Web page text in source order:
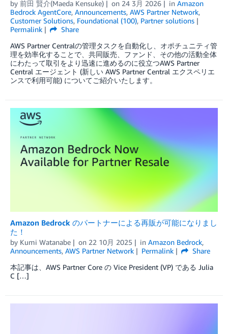
by 前田 賢介(Maeda Kensuke) on 24 3月 2026 in Amazon
Bedrock AgentCore, Announcements, AWS Partner Network,
Customer Solutions, Foundational (100), Partner solutions
Permalink
Share
AWS Partner Centralの管理タスクを自動化し、オポチュニティ管
理を効率化することで、共同販売、ファンド、その他の活動全体
にわたって取引をより迅速に進めるのに役立つAWS Partner
Central エージェント (新しい AWS Partner Central エクスペリエ
ンスで利用可能) についてご紹介いたします。
Amazon Bedrock のパートナーによる再販が可能になりまし
た！
by Kumi Watanabe on 22 10月 2025 in Amazon Bedrock,
Announcements, AWS Partner Network Permalink
Share
本記事は、AWS Partner Core の Vice President (VP) である Julia
C […]